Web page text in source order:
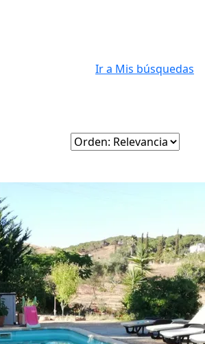
Ir a Mis búsquedas